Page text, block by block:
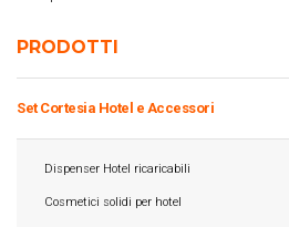
PRODOTTI
Set Cortesia Hotel e Accessori
Dispenser Hotel ricaricabili
Cosmetici solidi per hotel